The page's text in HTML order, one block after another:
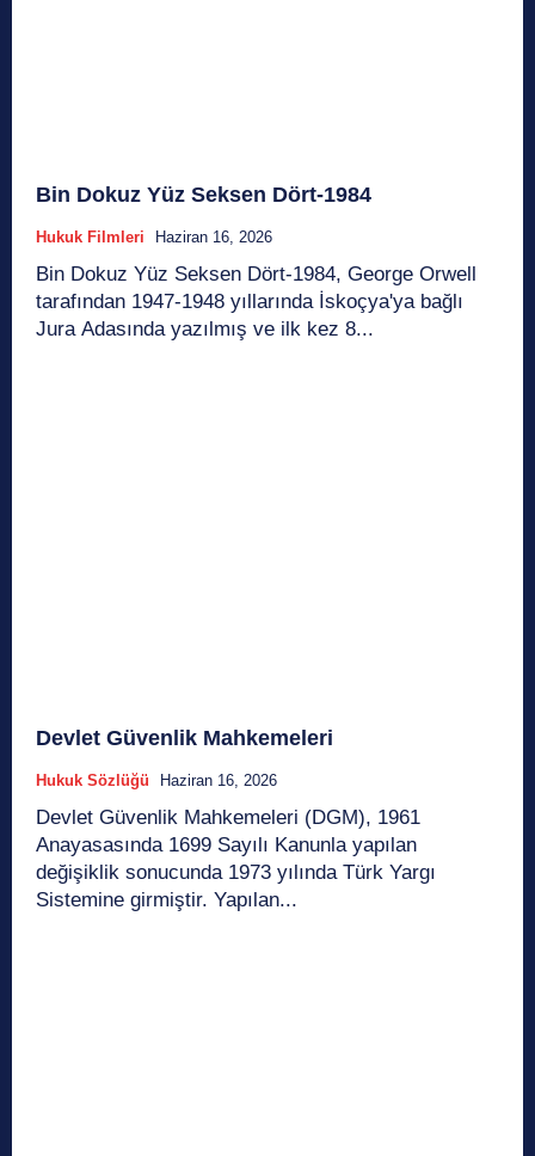
Bin Dokuz Yüz Seksen Dört-1984
Hukuk Filmleri Haziran 16, 2026
Bin Dokuz Yüz Seksen Dört-1984, George Orwell
tarafından 1947-1948 yıllarında İskoçya'ya bağlı
Jura Adasında yazılmış ve ilk kez 8...
Devlet Güvenlik Mahkemeleri
Hukuk Sözlüğü Haziran 16, 2026
Devlet Güvenlik Mahkemeleri (DGM), 1961
Anayasasında 1699 Sayılı Kanunla yapılan
değişiklik sonucunda 1973 yılında Türk Yargı
Sistemine girmiştir. Yapılan...